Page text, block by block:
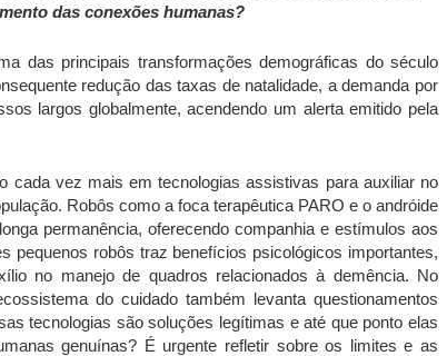
das conexões humanas?
das principais transformações demográficas do século
redução das taxas de natalidade, a demanda por
largos globalmente, acendendo um alerta emitido pela
cada vez mais em tecnologias assistivas para auxiliar no
Robôs como a foca terapêutica PARO e o andróide
permanência, oferecendo companhia e estímulos aos
pequenos robôs traz benefícios psicológicos importantes,
no manejo de quadros relacionados à demência. No
do cuidado também levanta questionamentos
tecnologias são soluções legítimas e até que ponto elas
genuínas? É urgente refletir sobre os limites e as